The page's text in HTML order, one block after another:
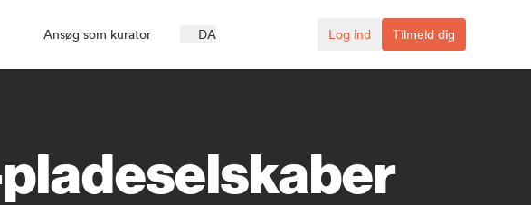
Ansøg som kurator DA Log ind Tilmeld dig